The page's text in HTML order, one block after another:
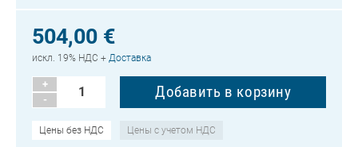
504,00 €
искл. 19% НДС + Доставка
+
-
Цены без НДС Цены с учетом НДС